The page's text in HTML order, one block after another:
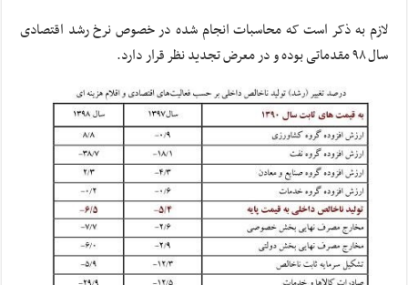
لازم به ذکر است که محاسبات انجام شده در خصوص نرخ رشد اقتصادی
سال ۹۸ مقدماتی بوده و در معرض تجدید نظر قرار دارد.